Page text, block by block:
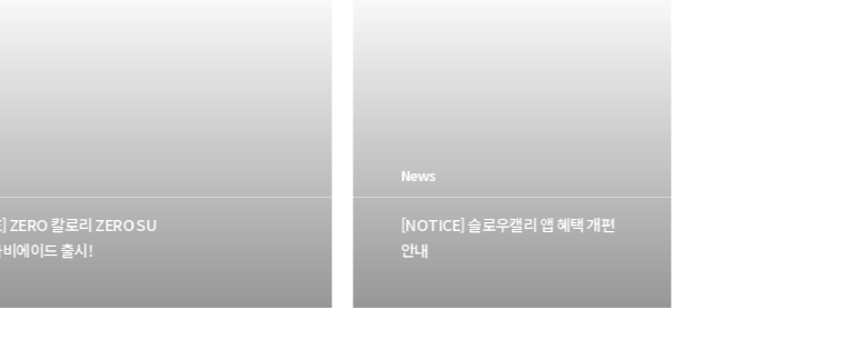
ZERO 칼로리 ZERO SU
에이드 출시!
News
[NOTICE] 슬로우캘리 앱 혜택 개편
안내
블프로틴 보울 출시 기념
[EVENT] 가정의 달 앱 쿠폰팩 선물
별 칼로리 영양정보가 궁
[제품] 메뉴의 알레르기 성분이 궁금